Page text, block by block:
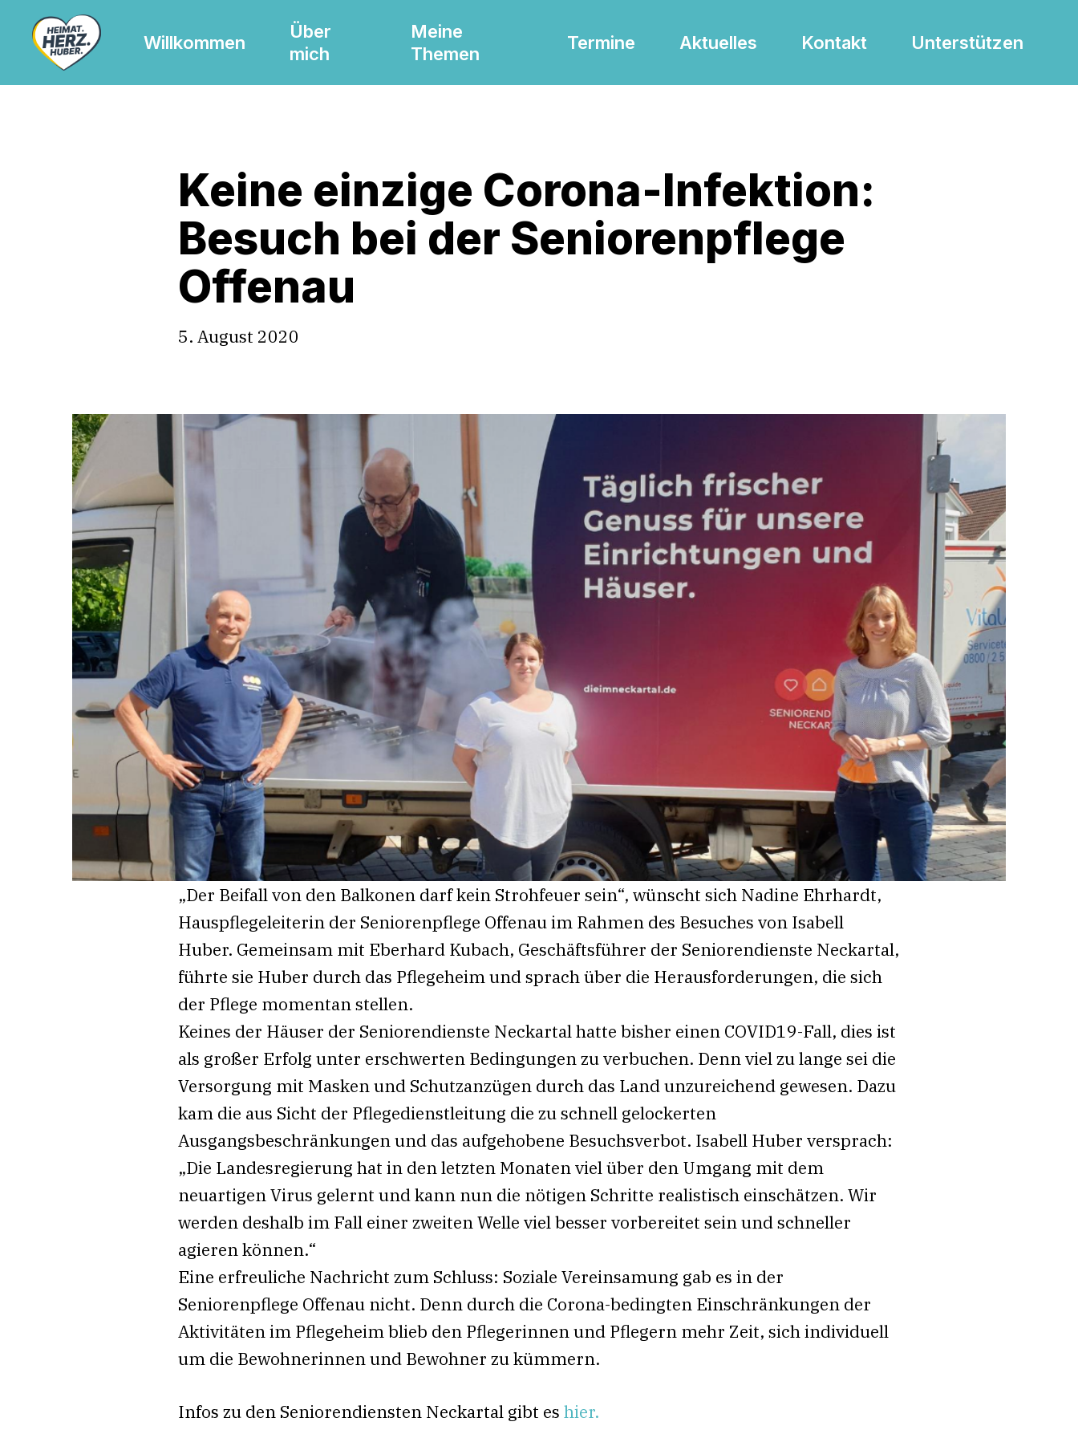
Willkommen
Über
mich
Meine
Themen
Termine Aktuelles Kontakt Unterstützen
Keine einzige Corona-Infektion:
Besuch bei der Seniorenpflege
Offenau
5. August 2020
„Der Beifall von den Balkonen darf kein Strohfeuer sein“, wünscht sich Nadine Ehrhardt,
Hauspflegeleiterin der Seniorenpflege Offenau im Rahmen des Besuches von Isabell
Huber. Gemeinsam mit Eberhard Kubach, Geschäftsführer der Seniorendienste Neckartal,
führte sie Huber durch das Pflegeheim und sprach über die Herausforderungen, die sich
der Pflege momentan stellen.
Keines der Häuser der Seniorendienste Neckartal hatte bisher einen COVID19-Fall, dies ist
als großer Erfolg unter erschwerten Bedingungen zu verbuchen. Denn viel zu lange sei die
Versorgung mit Masken und Schutzanzügen durch das Land unzureichend gewesen. Dazu
kam die aus Sicht der Pflegedienstleitung die zu schnell gelockerten
Ausgangsbeschränkungen und das aufgehobene Besuchsverbot. Isabell Huber versprach:
„Die Landesregierung hat in den letzten Monaten viel über den Umgang mit dem
neuartigen Virus gelernt und kann nun die nötigen Schritte realistisch einschätzen. Wir
werden deshalb im Fall einer zweiten Welle viel besser vorbereitet sein und schneller
agieren können.“
Eine erfreuliche Nachricht zum Schluss: Soziale Vereinsamung gab es in der
Seniorenpflege Offenau nicht. Denn durch die Corona-bedingten Einschränkungen der
Aktivitäten im Pflegeheim blieb den Pflegerinnen und Pflegern mehr Zeit, sich individuell
um die Bewohnerinnen und Bewohner zu kümmern.
Infos zu den Seniorendiensten Neckartal gibt es hier.